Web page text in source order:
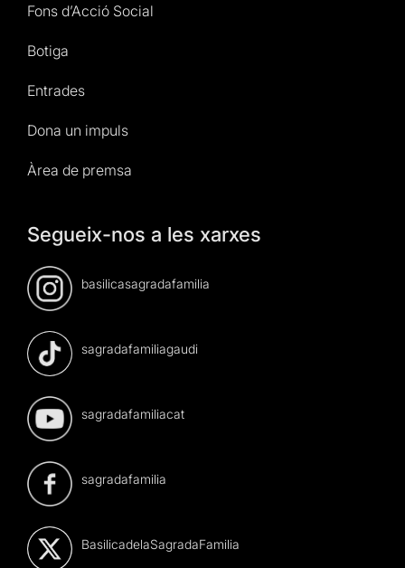
Fons d’Acció Social
Botiga
Entrades
Dona un impuls
Àrea de premsa
Segueix-nos a les xarxes
basilicasagradafamilia
sagradafamiliagaudi
sagradafamiliacat
sagradafamilia
BasilicadelaSagradaFamilia